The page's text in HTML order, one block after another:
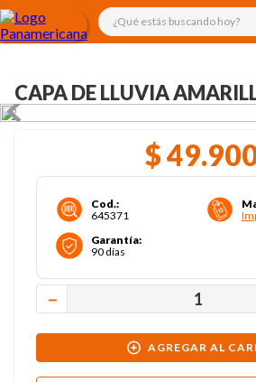
¿Qué estás buscando hoy?
CAPA DE LLUVIA
$49.
Cod.:
645371
Garantía:
90 días
－
AGREGAR AL